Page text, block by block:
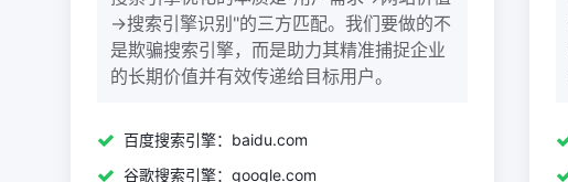
→搜索引擎识别"的三方匹配。我们要做的不
是欺骗搜索引擎，而是助力其精准捕捉企业
的长期价值并有效传递给目标用户。
百度搜索引擎：baidu.com
谷歌搜索引擎：google.com